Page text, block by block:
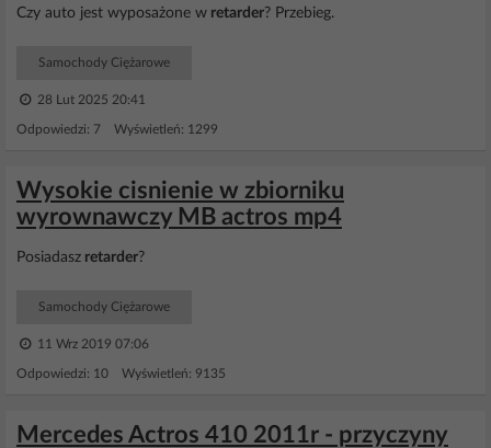
Czy auto jest wyposażone w retarder? Przebieg.
Samochody Ciężarowe
28 Lut 2025 20:41
Odpowiedzi: 7 Wyświetleń: 1299
Wysokie cisnienie w zbiorniku
wyrownawczy MB actros mp4
Posiadasz retarder?
Samochody Ciężarowe
11 Wrz 2019 07:06
Odpowiedzi: 10 Wyświetleń: 9135
Mercedes Actros 410 2011r - przyczyny